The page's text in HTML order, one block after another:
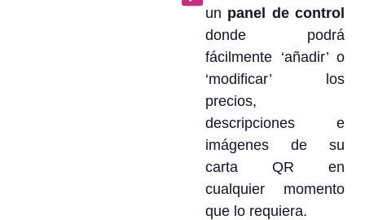
un panel de control
donde podrá
fácilmente ‘añadir’ o
‘modificar’ los
precios,
descripciones e
imágenes de su
carta QR en
cualquier momento
que lo requiera.